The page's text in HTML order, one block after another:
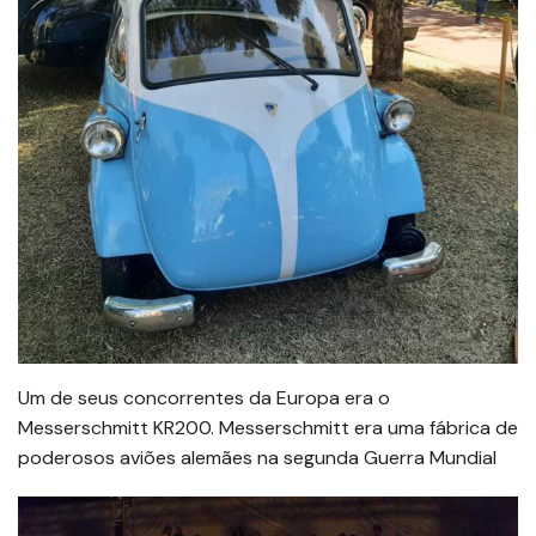
Um de seus concorrentes da Europa era o
Messerschmitt KR200. Messerschmitt era uma fábrica de
poderosos aviões alemães na segunda Guerra Mundial